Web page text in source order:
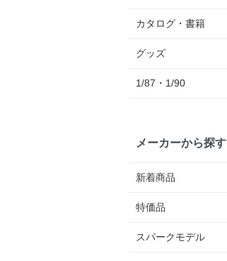
カタログ・書籍
グッズ
1/87・1/90
メーカーから探す
新着商品
特価品
スパークモデル